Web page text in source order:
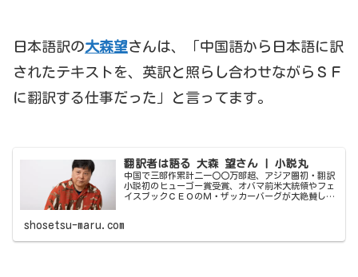
日本語訳の大森望さんは、「中国語から日本語に訳
されたテキストを、英訳と照らし合わせながらＳＦ
に翻訳する仕事だった」と言ってます。
翻訳者は語る 大森 望さん | 小説丸
中国で三部作累計二一〇〇万部超、アジア圏初・翻訳
小説初のヒューゴー賞受賞、オバマ前米大統領やフェ
イスブックＣＥＯのＭ・ザッカーバーグが大絶賛した
shosetsu-maru.com